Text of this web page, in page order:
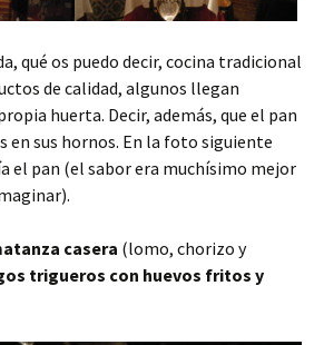
qué os puedo decir, cocina tradicional
de calidad, algunos llegan
huerta. Decir, además, que el pan
en sus hornos. En la foto siguiente
el pan (el sabor era muchísimo mejor
casera (lomo, chorizo y
trigueros con huevos fritos y